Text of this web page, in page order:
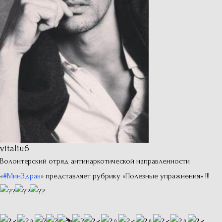
vitaliu6
Волонтерский отряд антинаркотической направленности
«#МинЗдрав» представляет рубрику «Полезные упражнения» !!!